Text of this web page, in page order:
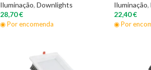
Iluminação, Downlights
28,70€
◉ Por encomenda
Iluminação,
22,40€
◉ Por